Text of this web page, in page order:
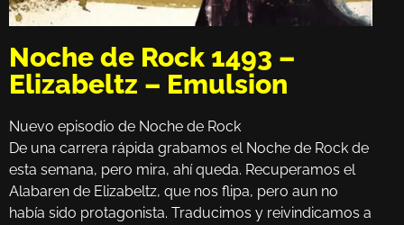
Noche de Rock 1493 –
Elizabeltz – Emulsion
Nuevo episodio de Noche de Rock
De una carrera rápida grabamos el Noche de Rock de
esta semana, pero mira, ahí queda. Recuperamos el
Alabaren de Elizabeltz, que nos flipa, pero aun no
había sido protagonista. Traducimos y reivindicamos a